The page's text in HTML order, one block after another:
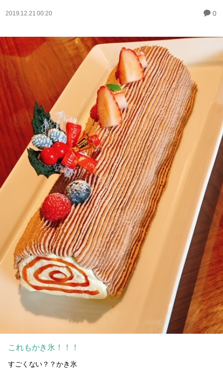
2019.12.21 00:20 0
これもかき氷！！！
すごくない？？かき氷